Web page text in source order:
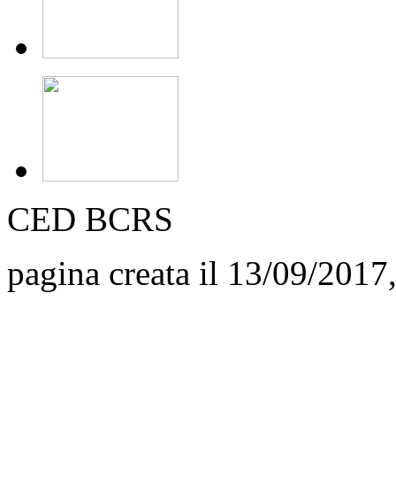
CED BCRS
pagina creata il 13/09/